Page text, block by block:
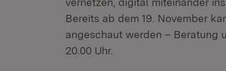
Bereits ab dem 19. November
angeschaut werden – Beratung
20.00 Uhr.